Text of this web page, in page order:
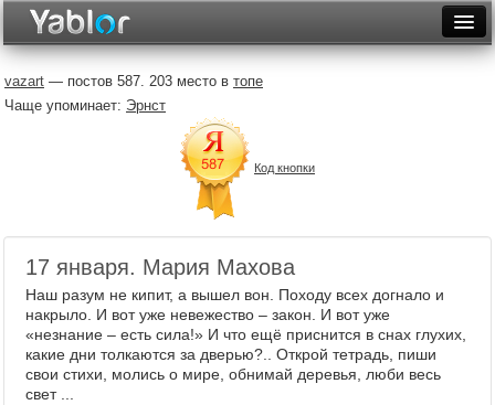
Месяц
Рейтинги
Архив
Видеотоп
vazart — постов 587. 203 место в топе
Чаще упоминает: Эрнст
Код кнопки
17 января. Мария Махова
Наш разум не кипит, а вышел вон. Походу всех догнало и
накрыло. И вот уже невежество – закон. И вот уже
«незнание – есть сила!» И что ещё приснится в снах глухих,
какие дни толкаются за дверью?.. Открой тетрадь, пиши
свои стихи, молись о мире, обнимай деревья, люби весь
свет ...